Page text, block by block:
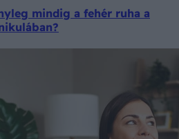
mindig a fehér ruha a